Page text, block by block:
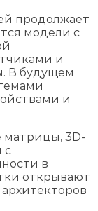
продолжает
модели с
и
В будущем
и
матрицы, 3D-
с
в
открывают